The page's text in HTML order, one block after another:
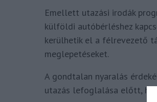
Emellett utazási irodák
külföldi autóbérléshez
kerülhetik el a félrevezető
meglepetéseket.
A gondtalan nyaralás
utazás lefoglalása előtt,